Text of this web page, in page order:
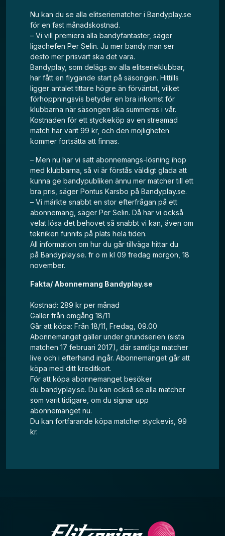
Nu kan du se alla elitseriematcher i Bandyplay.se
för en fast månadskostnad.
– Vi vill premiera alla bandyfantaster, säger
ligachefen Per Selin. Ju mer bandy man ser
desto mer prisvärt ska det vara.
Bandyplay, som delägs av alla elitserieklubbar,
har fått en flygande start på säsongen. Hittills
ligger antalet tittare högre än förväntat, vilket
förhoppningsvis betyder en bra inkomst för
klubbarna när säsongen ska summeras i vår.
Kostnaden för ett styckeköp av en streamad
match har varit 99 kr, och den möjligheten
kommer fortsätta att finnas.
– Men nu har vi satt abonnemangs-lösning ihop
med klubbarna, så vi är förstås väldigt glada att
kunna ge bandypubliken ännu mer matcher till ett
bra pris, säger Pontus Karsbo på Bandyplay.se.
– Vi märkte snabbt en stor efterfrågan på ett
abonnemang, säger Per Selin. Då har vi också
velat lösa det behovet så snabbt vi kan, även om
tekniken funnits på plats hela tiden.
All information om hur du går tillväga hittar du
på Bandyplay.se. fr o m kl 09 fredag morgon, 18
november.
Fakta/ Abonnemang Bandyplay.se
Kostnad: 289 kr per månad
Gäller från omgång 18/11
Går att köpa: Från 18/11, Fredag, 09.00
Abonnemanget gäller under grundserien (sista
matchen 17 februari 2017), där samtliga matcher
live och i efterhand ingår. Abonnemanget går att
köpa med ditt kreditkort.
För att köpa abonnemanget besöker
du bandyplay.se. Du kan också se alla matcher
som varit tidigare, om du signar upp
abonnemanget nu.
Du kan fortfarande köpa matcher styckevis, 99
kr.